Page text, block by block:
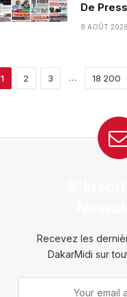
De
8 AOÛT 2026
1 2 3 … 18 200
Recevez les
DakarMidi sur